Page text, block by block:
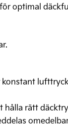
optimal
rätt